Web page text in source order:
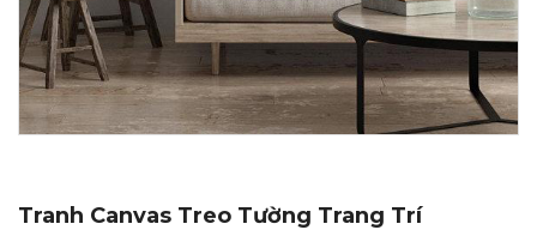
Tranh Canvas Treo Tường Trang Trí